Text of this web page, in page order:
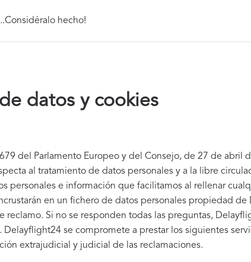
hecho!
datos y cookies
del Parlamento Europeo y del Consejo, de 27 de abril
al tratamiento de datos personales y a la libre
personales e información que facilitamos al rellenar
en un fichero de datos personales propiedad de
Si no se responden todas las preguntas,
se compromete a prestar los siguientes
extrajudicial y judicial de las reclamaciones.